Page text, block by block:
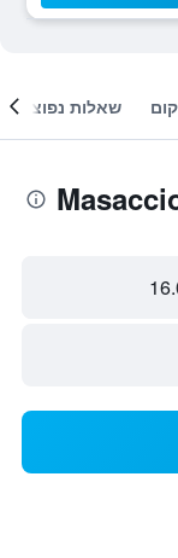
שאלות נפוצות